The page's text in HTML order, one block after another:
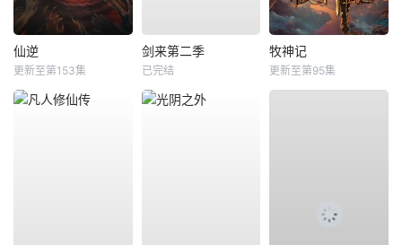
仙逆
更新至第153集
剑来第二季
已完结
牧神记
更新至第95集